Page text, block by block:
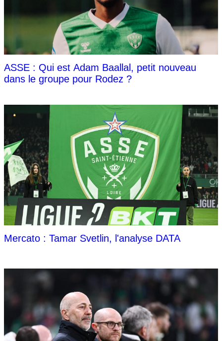
ASSE : Qui est Adam Baallal, petit nouveau
dans le groupe pour Rodez ?
Mercato : Tamar Svetlin, l'analyse DATA